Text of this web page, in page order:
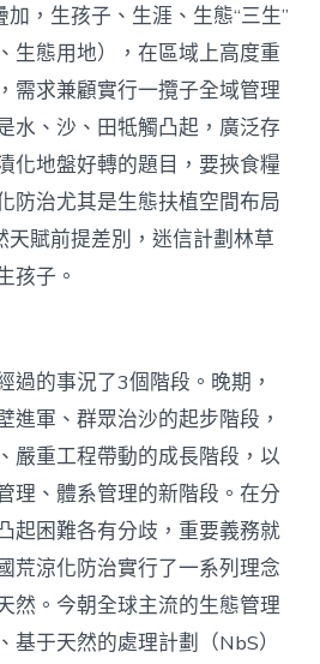
加，生孩子、生涯、生態“三生”
生態用地），在區域上高度重
需求兼顧實行一攬子全域管理
水、沙、田牴觸凸起，廣泛存
化地盤好轉的題目，要挾食糧
防治尤其是生態扶植空間布局
天賦前提差別，迷信計劃林草
孩子。
過的事況了3個階段。晚期，
進軍、群眾治沙的起步階段，
嚴重工程帶動的成長階段，以
理、體系管理的新階段。在分
起困難各有分歧，重要義務就
荒涼化防治實行了一系列理念
然。今朝全球主流的生態管理
基于天然的處理計劃（NbS）